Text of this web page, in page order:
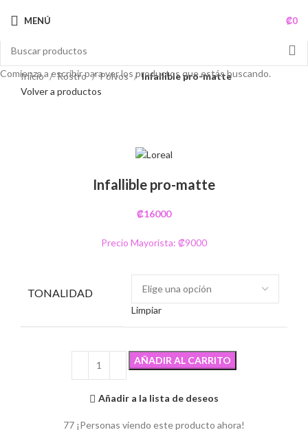
MENÚ ₡0
Inicio Rostro Polvos
Infallible pro-matte
Volver a productos
Infallible pro-matte
₡16000
Precio Mayorista: ₡9000
TONALIDAD
Limpiar
AÑADIR AL CARRITO
Añadir a la lista de deseos
77 ¡Personas viendo este producto ahora!
Comienza a escribir para ver los productos que estás buscando.